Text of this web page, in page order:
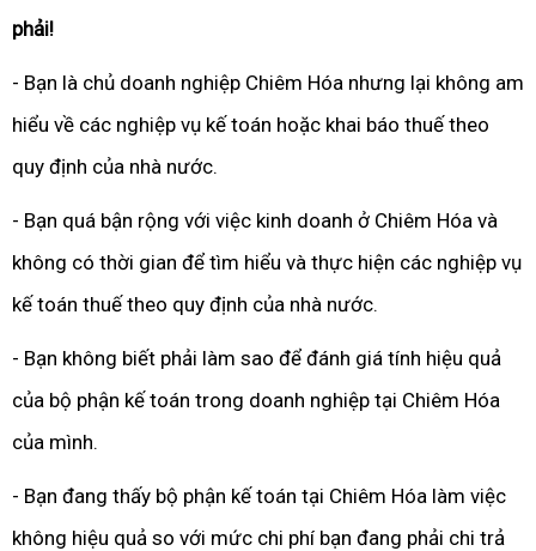
phải!
- Bạn là chủ doanh nghiệp Chiêm Hóa nhưng lại không am
hiểu về các nghiệp vụ kế toán hoặc khai báo thuế theo
quy định của nhà nước.
- Bạn quá bận rộng với việc kinh doanh ở Chiêm Hóa và
không có thời gian để tìm hiểu và thực hiện các nghiệp vụ
kế toán thuế theo quy định của nhà nước.
- Bạn không biết phải làm sao để đánh giá tính hiệu quả
của bộ phận kế toán trong doanh nghiệp tại Chiêm Hóa
của mình.
- Bạn đang thấy bộ phận kế toán tại Chiêm Hóa làm việc
không hiệu quả so với mức chi phí bạn đang phải chi trả